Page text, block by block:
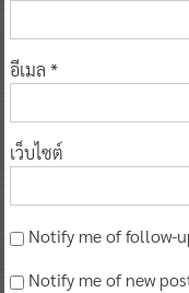
อีเมล *
เว็บไซต์
Notify me of follow-
Notify me of new